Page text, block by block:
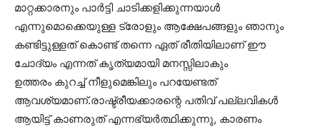
മാറ്റക്കാരനും പാർട്ടി ചാടിക്കളിക്കുന്നയാൾ
എന്നുമൊക്കെയുള്ള ട്രോളും ആക്ഷേപങ്ങളും ഞാനും
കണ്ടിട്ടുള്ളത് കൊണ്ട് തന്നെ ഏത് രീതിയിലാണ് ഈ
ചോദ്യം എന്നത് കൃത്യമായി മനസ്സിലാകും
ഉത്തരം കുറച്ച് നീളുമെങ്കിലും പറയേണ്ടത്
ആവശ്യമാണ്.രാഷ്ട്രീയക്കാരന്റെ പതിവ് പല്ലവികൾ
ആയിട്ട് കാണരുത് എന്നഭ്യർത്ഥിക്കുന്നു, കാരണം